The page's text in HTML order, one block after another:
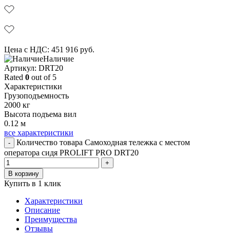
Цена с НДС: 451 916 руб.
Наличие
Aртикул: DRT20
Rated 0 out of 5
Характеристики
Грузоподъемность
2000 кг
Высота подъема вил
0.12 м
все характеристики
-
Количество товара Самоходная тележка с местом
оператора сидя PROLIFT PRO DRT20
+
В корзину
Купить в 1 клик
Характеристики
Описание
Преимущества
Отзывы